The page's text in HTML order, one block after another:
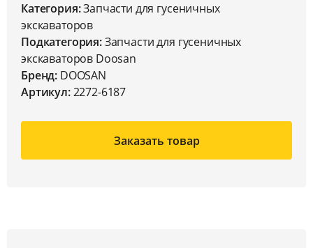
Категория:Запчасти для гусеничных
экскаваторов
Подкатегория:Запчасти для гусеничных
экскаваторов Doosan
Бренд: DOOSAN
Артикул:2272-6187
Заказать товар